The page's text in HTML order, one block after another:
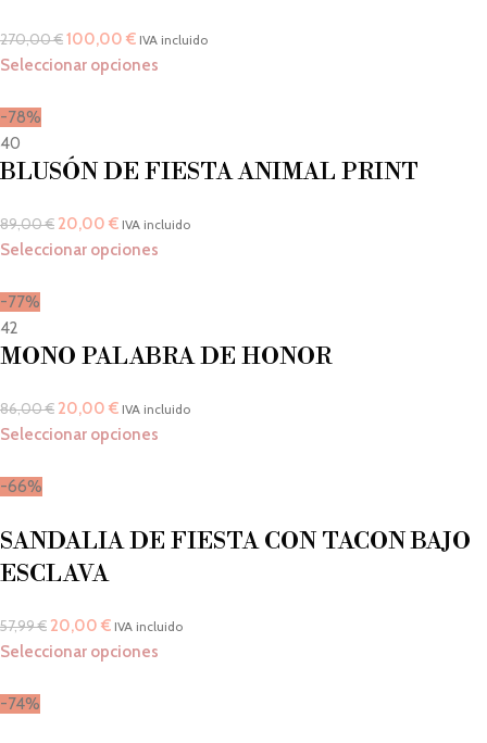
270,00€100,00 € IVA incluido
Seleccionar opciones
-78%
40
BLUSÓN DE FIESTA ANIMAL PRINT
89,00€ 20,00 € IVA incluido
Seleccionar opciones
-77%
42
MONO PALABRA DE HONOR
86,00€ 20,00 € IVA incluido
Seleccionar opciones
-66%
SANDALIA DE FIESTA CON TACON BAJO
ESCLAVA
57,99€ 20,00 € IVA incluido
Seleccionar opciones
-74%